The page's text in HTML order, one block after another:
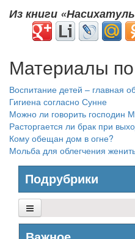
Из книги
Материалы
Воспитание детей – главная
Гигиена согласно Сунне
Расторгается ли брак при
Кому обещан дом в огне?
Мольба для облегчения
Подрубрики
Основы Ислама